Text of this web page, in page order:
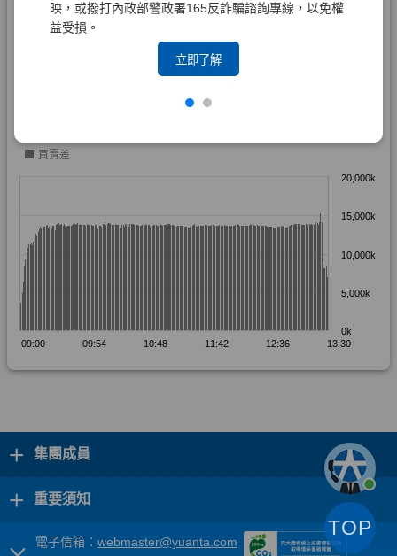
映，或撥打內政部警政署165反詐騙諮詢專線，以免權
益受損。
立即了解
+ 集團成員
+ 重要須知
電子信箱： webmaster@yuanta.com
TOP